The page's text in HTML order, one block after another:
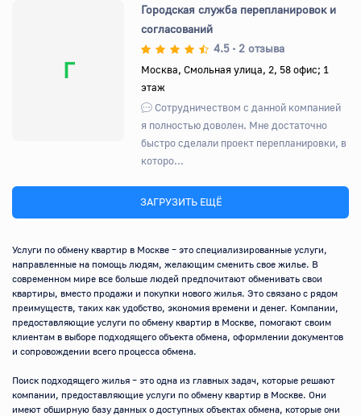
Г
Городская служба перепланировок и
согласований
4.5 • 2 отзыва
Москва, Смольная улица, 2, 58 офис; 1
этаж
Сотрудничеством с данной компанией
я полностью доволен. Мне достаточно
быстро сделали проект перепланировки, в
которо...
ЗАГРУЗИТЬ ЕЩЁ
Услуги по обмену квартир в Москве – это специализированные услуги,
направленные на помощь людям, желающим сменить свое жилье. В
современном мире все больше людей предпочитают обменивать свои
квартиры, вместо продажи и покупки нового жилья. Это связано с рядом
преимуществ, таких как удобство, экономия времени и денег. Компании,
предоставляющие услуги по обмену квартир в Москве, помогают своим
клиентам в выборе подходящего объекта обмена, оформлении документов
и сопровождении всего процесса обмена.
Поиск подходящего жилья – это одна из главных задач, которые решают
компании, предоставляющие услуги по обмену квартир в Москве. Они
имеют обширную базу данных о доступных объектах обмена, которые они